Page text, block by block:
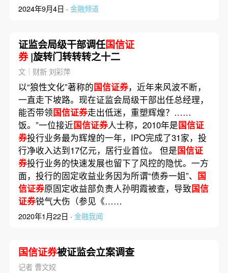
2024年9月4日 · 金融频道
证监会局级干部调任国信证
券|旋转门转转转之十二
文｜财新 刘彩萍
以“狼性文化”著称的国信证券，近年来风波不断，
一直走下坡路。现在证监会局级干部出任总经理，
能否带领国信证券走出低迷，重塑辉煌？……
饭。”一位接近国信证券人士称，2010年是国信证
券投行业务最为辉煌的一年，IPO完成了31家，投
行净收入达到17亿元，居行业首位。 但是国信证
券投行业务的快速发展也留下了风控的隐忧。一方
面，投行的固定收益业务因为所谓“债券一姐”、 国
信证券原固定收益部负责人孙明霞被查，导致国信
证券锐气大伤（参见《……
2020年1月22日 · 金融我闻
国信证券被证监会立案调查
记者 曹文姣